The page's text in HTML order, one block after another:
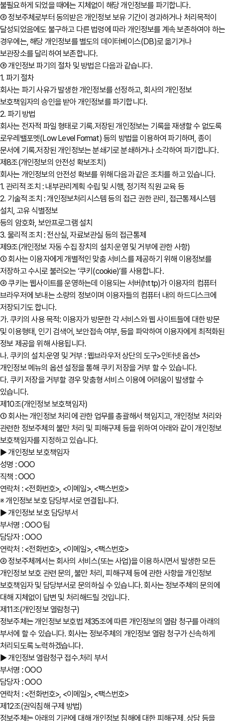
불필요하게 되었을 때에는 지체없이 해당 개인정보를 파기합니다.
② 정보주체로부터 동의받은 개인정보 보유 기간이 경과하거나 처리목적이
달성되었음에도 불구하고 다른 법령에 따라 개인정보를 계속 보존하여야 하는
경우에는, 해당 개인정보를 별도의 데이터베이스(DB)로 옮기거나
보관장소를 달리하여 보존합니다.
③ 개인정보 파기의 절차 및 방법은 다음과 같습니다.
1. 파기 절차
회사는 파기 사유가 발생한 개인정보를 선정하고, 회사의 개인정보
보호책임자의 승인을 받아 개인정보를 파기합니다.
2. 파기 방법
회사는 전자적 파일 형태로 기록․저장된 개인정보는 기록을 재생할 수 없도록
로우레밸포멧(Low Level Format) 등의 방법을 이용하여 파기하며, 종이
문서에 기록․저장된 개인정보는 분쇄기로 분쇄하거나 소각하여 파기합니다.
제8조(개인정보의 안전성 확보조치)
회사는 개인정보의 안전성 확보를 위해 다음과 같은 조치를 하고 있습니다.
1. 관리적 조치 : 내부관리계획 수립 및 시행, 정기적 직원 교육 등
2. 기술적 조치 : 개인정보처리시스템 등의 접근 권한 관리, 접근통제시스템
설치, 고유 식별정보
등의 암호화, 보안프로그램 설치
3. 물리적 조치 : 전산실, 자료보관실 등의 접근통제
제9조(개인정보 자동 수집 장치의 설치∙운영 및 거부에 관한 사항)
① 회사는 이용자에게 개별적인 맞춤 서비스를 제공하기 위해 이용정보를
저장하고 수시로 불러오는 ‘쿠키(cookie)’를 사용합니다.
② 쿠키는 웹사이트를 운영하는데 이용되는 서버(http)가 이용자의 컴퓨터
브라우저에 보내는 소량의 정보이며 이용자들의 컴퓨터 내의 하드디스크에
저장되기도 합니다.
가. 쿠키의 사용 목적: 이용자가 방문한 각 서비스와 웹 사이트들에 대한 방문
및 이용형태, 인기 검색어, 보안접속 여부, 등을 파악하여 이용자에게 최적화된
정보 제공을 위해 사용됩니다.
나. 쿠키의 설치∙운영 및 거부 : 웹브라우저 상단의 도구>인터넷 옵션>
개인정보 메뉴의 옵션 설정을 통해 쿠키 저장을 거부 할 수 있습니다.
다. 쿠키 저장을 거부할 경우 맞춤형 서비스 이용에 어려움이 발생할 수
있습니다.
제10조(개인정보 보호책임자)
① 회사는 개인정보 처리에 관한 업무를 총괄해서 책임지고, 개인정보 처리와
관련한 정보주체의 불만 처리 및 피해구제 등을 위하여 아래와 같이 개인정보
보호책임자를 지정하고 있습니다.
▶ 개인정보 보호책임자
성명 : OOO
직책 : OOO
연락처 : <전화번호>, <이메일>, <팩스번호>
※ 개인정보 보호 담당부서로 연결됩니다.
▶ 개인정보 보호 담당부서
부서명 : OOO 팀
담당자 : OOO
연락처 : <전화번호>, <이메일>, <팩스번호>
② 정보주체께서는 회사의 서비스(또는 사업)을 이용하시면서 발생한 모든
개인정보 보호 관련 문의, 불만 처리, 피해구제 등에 관한 사항을 개인정보
보호책임자 및 담당부서로 문의하실 수 있습니다. 회사는 정보주체의 문의에
대해 지체없이 답변 및 처리해드릴 것입니다.
제11조(개인정보 열람청구)
정보주체는 개인정보 보호법 제35조에 따른 개인정보의 열람 청구를 아래의
부서에 할 수 있습니다. 회사는 정보주체의 개인정보 열람 청구가 신속하게
처리되도록 노력하겠습니다.
▶ 개인정보 열람청구 접수․처리 부서
부서명 : OOO
담당자 : OOO
연락처 : <전화번호>, <이메일>, <팩스번호>
제12조(권익침해 구제 방법)
정보주체는 아래의 기관에 대해 개인정보 침해에 대한 피해구제, 상담 등을